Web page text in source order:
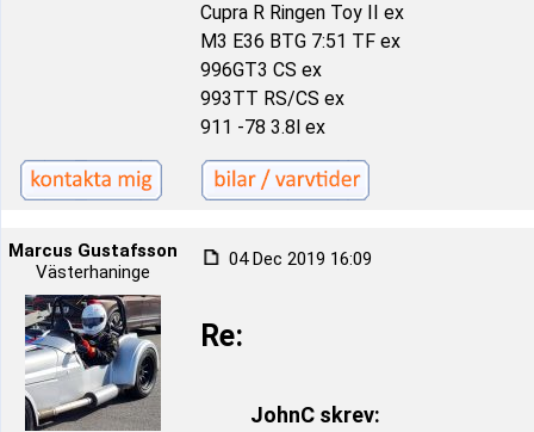
Cupra R Ringen Toy II ex
M3 E36 BTG 7:51 TF ex
996GT3 CS ex
993TT RS/CS ex
911 -78 3.8l ex
Marcus Gustafsson
Västerhaninge
04 Dec 2019 16:09
Re:
JohnC skrev: